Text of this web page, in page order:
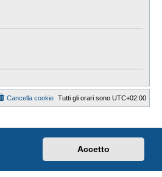
Accetto
a
Tutti gli orari sono UTC+02:00
Cancella cookie